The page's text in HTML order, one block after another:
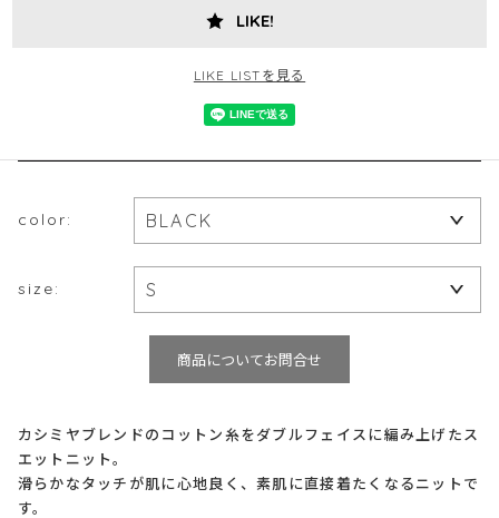
LIKE!
LIKE LISTを見る
color:
size:
商品についてお問合せ
カシミヤブレンドのコットン糸をダブルフェイスに編み上げたス
エットニット。
滑らかなタッチが肌に心地良く、素肌に直接着たくなるニットで
す。